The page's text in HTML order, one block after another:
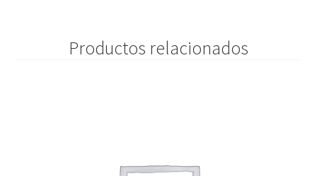
Garantia
Productos relacionados